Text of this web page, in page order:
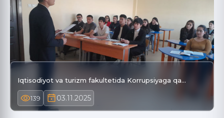
Iqtisodiyot va turizm fakultetida Korrupsiyaga qa…
139 03.11.2025